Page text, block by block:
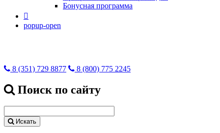
Бонусная программа

popup-open
8 (351) 729 8877 8 (800) 775 2245
Поиск по сайту
Искать